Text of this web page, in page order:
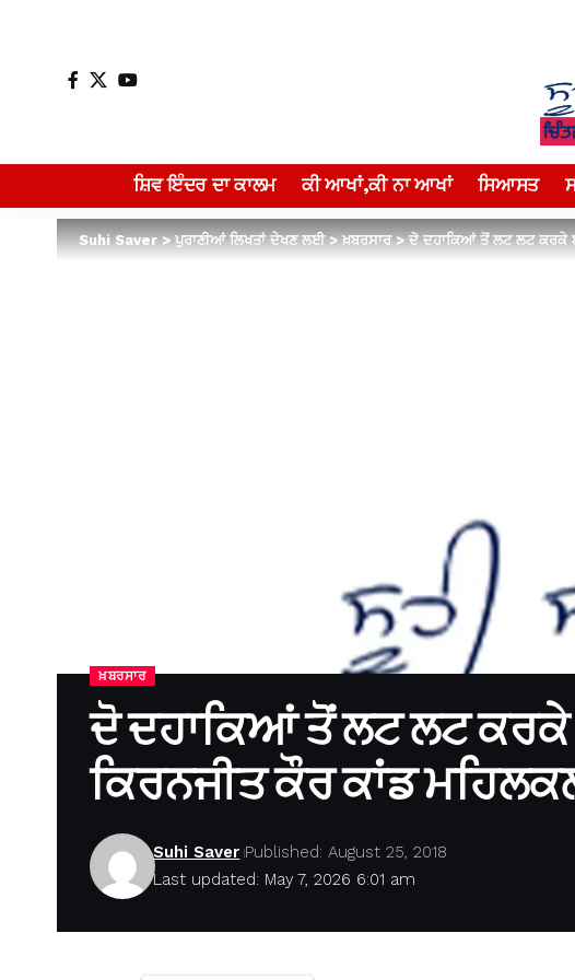
ਸ਼ਿਵ ਇੰਦਰ ਦਾ ਕਾਲਮ ਕੀ ਆਖਾਂ,ਕੀ ਨਾ ਆਖਾਂ ਸਿਆਸਤ
Suhi Saver>ਪੁਰਾਣੀਆਂ ਲਿਖਤਾਂ ਦੇਖਣ ਲਈ>ਖ਼ਬਰਸਾਰ>ਦੋ ਦਹਾਕਿਆਂ ਤੋਂ ਲਟ ਲਟ ਕਰਕੇ
ਖ਼ਬਰਸਾਰ
ਦੋ ਦਹਾਕਿਆਂ ਤੋਂ ਲਟ ਲਟ ਕਰਕੇ
ਕਿਰਨਜੀਤ ਕੌਰ ਕਾਂਡ
Last updated: May 7, 2026 6:01 am
Suhi Saver Published: August 25, 2018